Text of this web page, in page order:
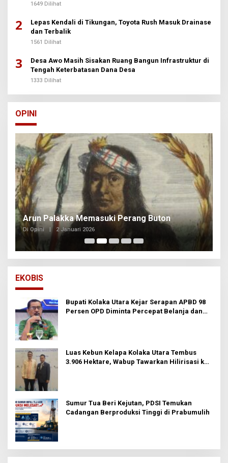
1649 Dilihat
2
Lepas Kendali di Tikungan, Toyota Rush Masuk Drainase
dan Terbalik
1561 Dilihat
3
Desa Awo Masih Sisakan Ruang Bangun Infrastruktur di
Tengah Keterbatasan Dana Desa
1333 Dilihat
OPINI
Arun Palakka Memasuki Perang Buton
Di Opini | 2 Januari 2026
EKOBIS
Bupati Kolaka Utara Kejar Serapan APBD 98
Persen OPD Diminta Percepat Belanja dan
Luas Kebun Kelapa Kolaka Utara Tembus
3.906 Hektare, Wabup Tawarkan Hilirisasi ke
Sumur Tua Beri Kejutan, PDSI Temukan
Cadangan Berproduksi Tinggi di Prabumulih